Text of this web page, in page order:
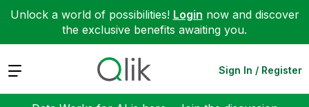
Unlock a world of possibilities! Login now and discover
the exclusive benefits awaiting you.
Expand Sign In / Register